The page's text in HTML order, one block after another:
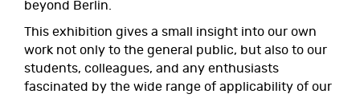
beyond Berlin.
This exhibition gives a small insight into our own
work not only to the general public, but also to our
students, colleagues, and any enthusiasts
fascinated by the wide range of applicability of our